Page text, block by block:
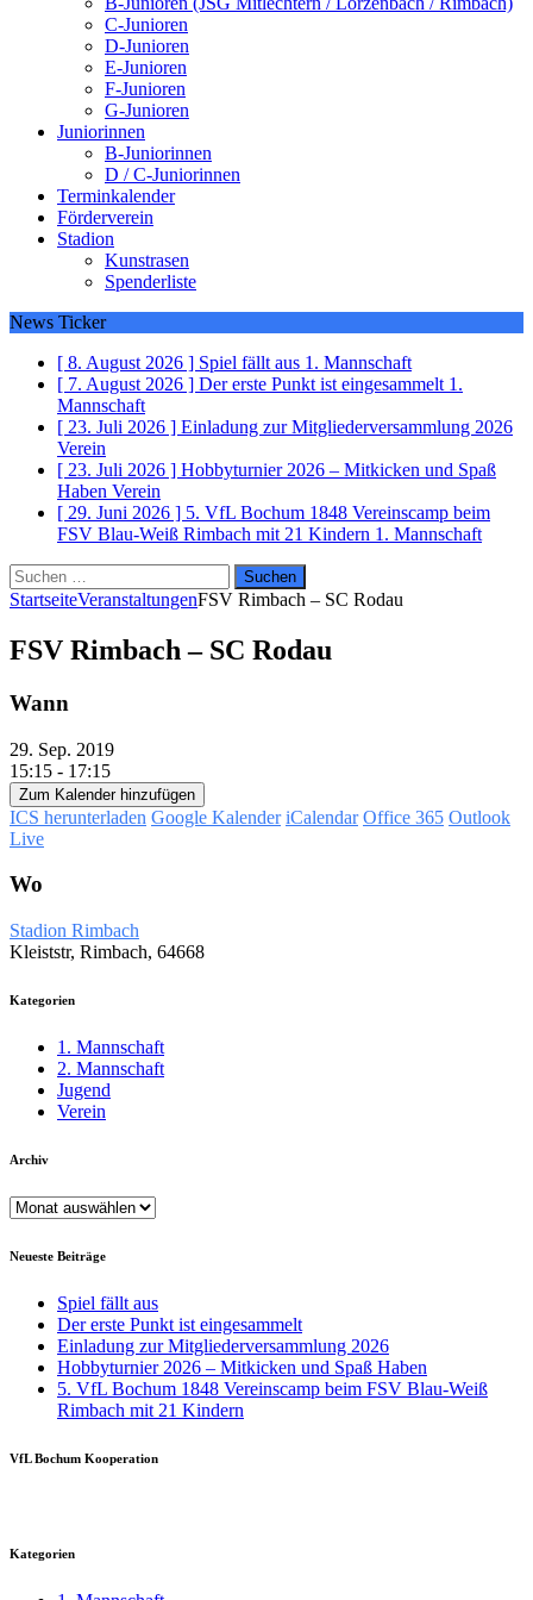
C-Junioren
D-Junioren
E-Junioren
F-Junioren
G-Junioren
Juniorinnen
B-Juniorinnen
D / C-Juniorinnen
Terminkalender
Förderverein
Stadion
Kunstrasen
Spenderliste
News Ticker
[ 8. August 2026 ] Spiel fällt aus 1. Mannschaft
[ 7. August 2026 ] Der erste Punkt ist eingesammelt 1.
Mannschaft
[ 23. Juli 2026 ] Einladung zur Mitgliederversammlung 2026
Verein
[ 23. Juli 2026 ] Hobbyturnier 2026 – Mitkicken und Spaß
Haben Verein
[ 29. Juni 2026 ] 5. VfL Bochum 1848 Vereinscamp beim
FSV Blau-Weiß Rimbach mit 21 Kindern 1. Mannschaft
Suchen
nach:
StartseiteVeranstaltungenFSV Rimbach – SC Rodau
FSV Rimbach – SC Rodau
Wann
29. Sep. 2019
15:15 - 17:15
Zum Kalender hinzufügen
ICS herunterladen Google Kalender iCalendar Office 365 Outlook
Live
Wo
Stadion Rimbach
Kleiststr, Rimbach, 64668
Kategorien
1. Mannschaft
2. Mannschaft
Jugend
Verein
Archiv
Archiv
Neueste Beiträge
Spiel fällt aus
Der erste Punkt ist eingesammelt
Einladung zur Mitgliederversammlung 2026
Hobbyturnier 2026 – Mitkicken und Spaß Haben
5. VfL Bochum 1848 Vereinscamp beim FSV Blau-Weiß
Rimbach mit 21 Kindern
VfL Bochum Kooperation
Kategorien